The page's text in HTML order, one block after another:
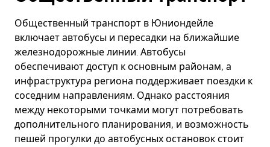
Общественный транспорт в Юниондейле
включает автобусы и пересадки на ближайшие
железнодорожные линии. Автобусы
обеспечивают доступ к основным районам, а
инфраструктура региона поддерживает поездки к
соседним направлениям. Однако расстояния
между некоторыми точками могут потребовать
дополнительного планирования, и возможность
пешей прогулки до автобусных остановок стоит